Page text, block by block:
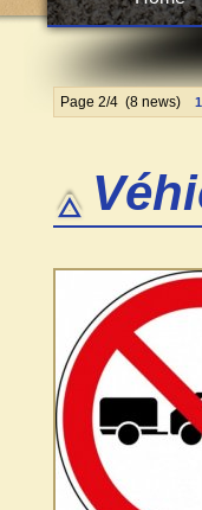
Page 2/4 (8 news) 1